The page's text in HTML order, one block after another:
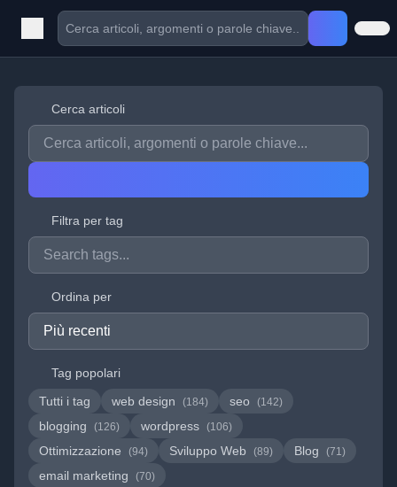
Cerca articoli
Filtra per tag
Ordina per
Tag popolari
Tutti i tag
web design (184) seo (142)
blogging (126) wordpress (106)
Ottimizzazione (94) Sviluppo Web (89) Blog (71)
email marketing (70)